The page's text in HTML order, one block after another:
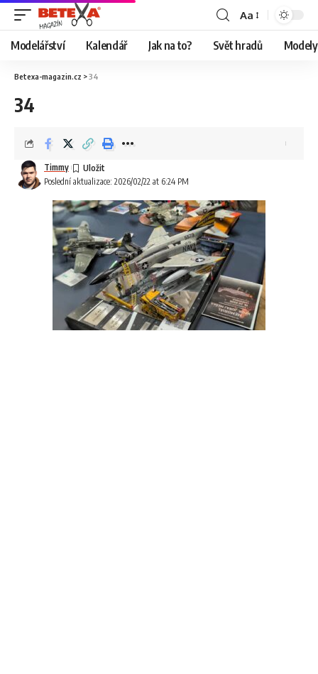
Aa
Modelářství Kalendář Jak na to? Svět hradů
Betexa-magazin.cz >34
34
Poslední aktualizace: 2026/02/22 at 6:24 PM
Timmy